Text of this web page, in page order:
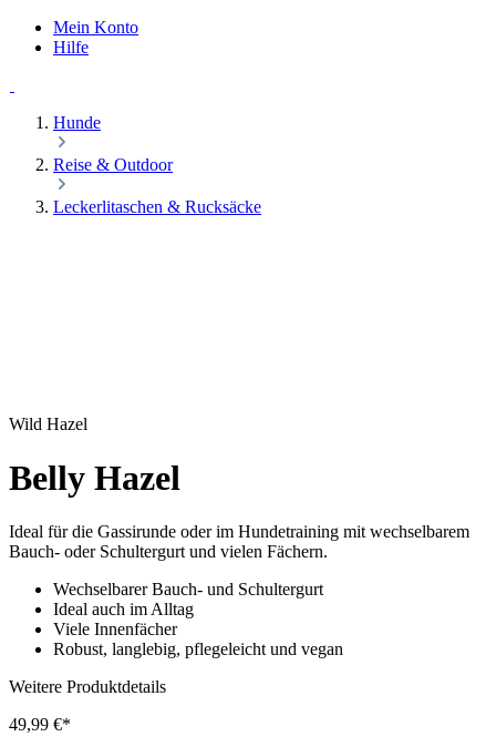
Mein Konto
Hilfe
Hunde
Reise & Outdoor
Leckerlitaschen & Rucksäcke
Wild Hazel
Belly Hazel
Ideal für die Gassirunde oder im Hundetraining mit wechselbarem
Bauch- oder Schultergurt und vielen Fächern.
Wechselbarer Bauch- und Schultergurt
Ideal auch im Alltag
Viele Innenfächer
Robust, langlebig, pflegeleicht und vegan
Weitere Produktdetails
49,99 €*